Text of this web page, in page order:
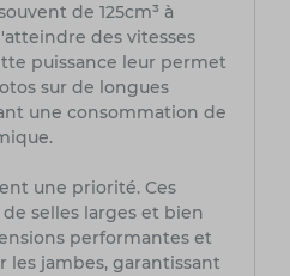
de 125cm³ à
des vitesses
puissance leur permet
sur de longues
une consommation de
une priorité. Ces
selles larges et bien
performantes et
les jambes, garantissant